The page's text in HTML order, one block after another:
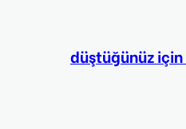
düştüğünüz